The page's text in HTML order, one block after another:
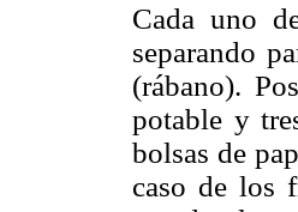
Cada uno
separando
(rábano).
potable y
bolsas de
caso de los